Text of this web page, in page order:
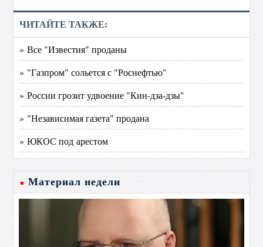
ЧИТАЙТЕ ТАКЖЕ:
» Все "Известия" проданы
» "Газпром" сольется с "Роснефтью"
» России грозит удвоение "Кин-дза-дзы"
» "Независимая газета" продана
» ЮКОС под арестом
Материал недели